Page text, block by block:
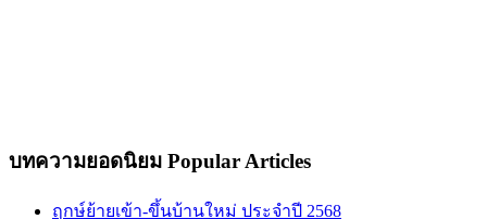
บทความยอดนิยม Popular Articles
ฤกษ์ย้ายเข้า-ขึ้นบ้านใหม่ ประจำปี 2568